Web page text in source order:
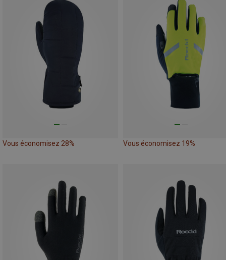
Vous économisez 28% Vous économisez 19%